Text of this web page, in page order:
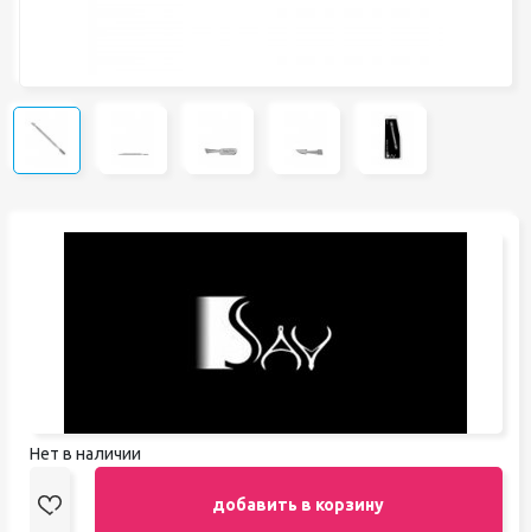
Нет в наличии
добавить в корзину